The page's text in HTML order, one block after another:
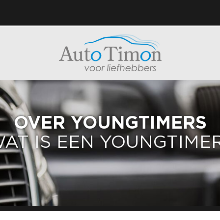
OVER YOUNGTIMERS
IS EEN